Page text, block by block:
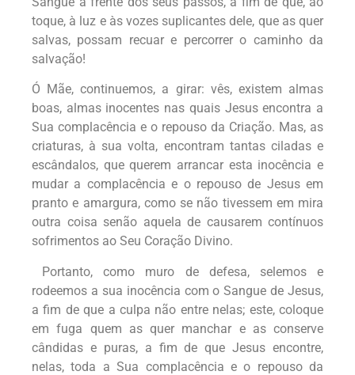
toque, à luz e às vozes suplicantes dele, que as quer
salvas, possam recuar e percorrer o caminho da
salvação!
Ó Mãe, continuemos, a girar: vês, existem almas
boas, almas inocentes nas quais Jesus encontra a
Sua complacência e o repouso da Criação. Mas, as
criaturas, à sua volta, encontram tantas ciladas e
escândalos, que querem arrancar esta inocência e
mudar a complacência e o repouso de Jesus em
pranto e amargura, como se não tivessem em mira
outra coisa senão aquela de causarem contínuos
sofrimentos ao Seu Coração Divino.
Portanto, como muro de defesa, selemos e
rodeemos a sua inocência com o Sangue de Jesus,
a fim de que a culpa não entre nelas; este, coloque
em fuga quem as quer manchar e as conserve
cândidas e puras, a fim de que Jesus encontre,
nelas, toda a Sua complacência e o repouso da